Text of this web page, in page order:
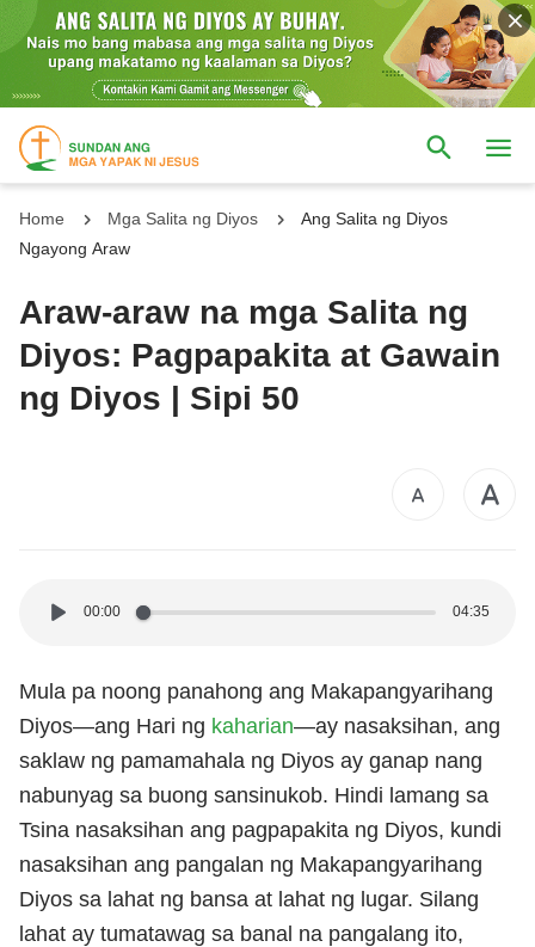
Home Mga Salita ng Diyos
Ang Salita ng Diyos
Ngayong Araw
Araw-araw na mga Salita ng
Diyos: Pagpapakita at Gawain
ng Diyos | Sipi 50
00:00 04:35
Mula pa noong panahong ang Makapangyarihang
Diyos—ang Hari ng kaharian—ay nasaksihan, ang
saklaw ng pamamahala ng Diyos ay ganap nang
nabunyag sa buong sansinukob. Hindi lamang sa
Tsina nasaksihan ang pagpapakita ng Diyos, kundi
nasaksihan ang pangalan ng Makapangyarihang
Diyos sa lahat ng bansa at lahat ng lugar. Silang
lahat ay tumatawag sa banal na pangalang ito,